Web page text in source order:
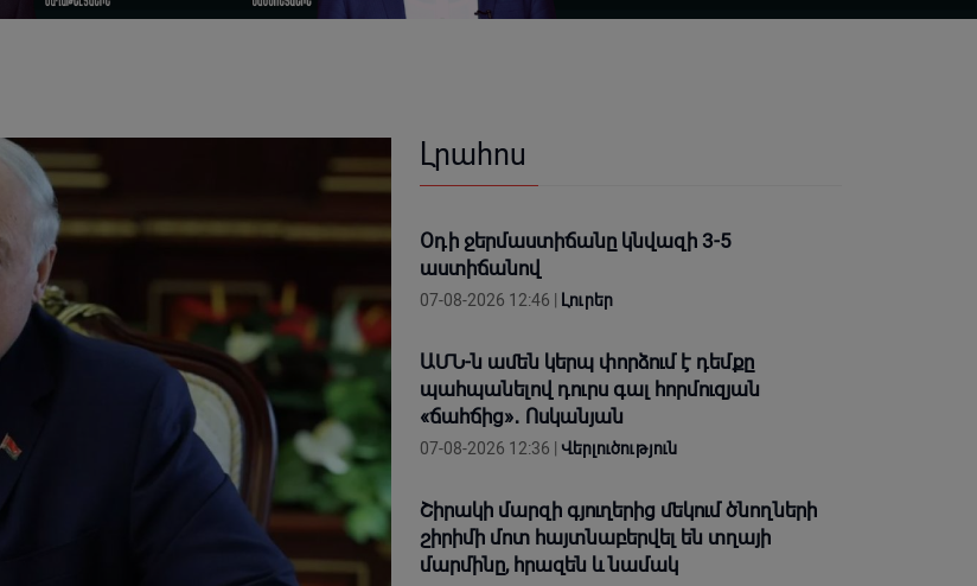
Լրահոս
Օդի ջերմաստիճանը կնվազի 3-5
աստիճանով
07-08-2026 12:46 | Լուրեր
ԱՄՆ-ն ամեն կերպ փորձում է դեմքը
պահպանելով դուրս գալ հորմուզյան
«ճահճից»․ Ոսկանյան
07-08-2026 12:36 | Վերլուծություն
Շիրակի մարզի գյուղերից մեկում ծնողների
շիրիմի մոտ հայտնաբերվել են տղայի
մարմինը, հրազեն և նամակ